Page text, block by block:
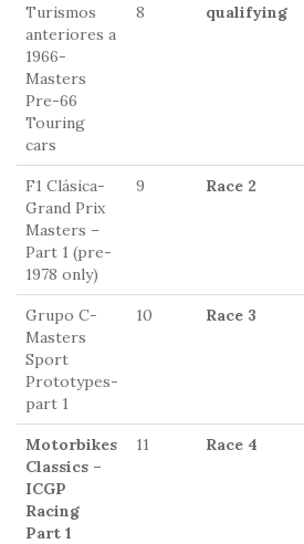
Turismos
anteriores a
1966-
Masters
Pre-66
Touring
cars
8 qualifying
F1 Clásica-
Grand Prix
Masters –
Part 1 (pre-
1978 only)
9 Race 2
Grupo C-
Masters
Sport
Prototypes-
part 1
10 Race 3
Motorbikes
Classics –
ICGP
Racing
Part 1
11 Race 4